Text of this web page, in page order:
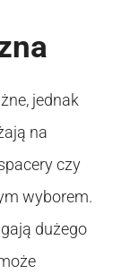
jednak
na
czy
wyborem.
dużego